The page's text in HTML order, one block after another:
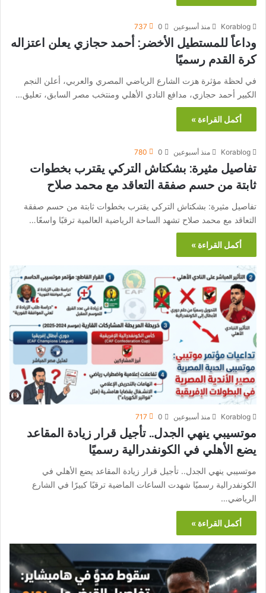
Korablog منذ أسبوعين 0
737
وداعاً للمستطيل الأخضر: أحمد حجازي يعلن اعتزاله
كرة القدم رسميًا
في لحظة مؤثرة هزت الشارع الرياضي المصري والعربي، أعلن النجم
الكبير أحمد حجازي، مدافع النادي الأهلي ومنتخب مصر السابق، تعليق…
أكمل القراءة »
Korablog منذ أسبوعين 0
780
تفاصيل مثيرة: بشكتاش التركي يقترب بخطوات
ثابتة من حسم صفقة التعاقد مع محمد صلاح
تفاصيل مثيرة: بشكتاش التركي يقترب بخطوات ثابتة من حسم صفقة
التعاقد مع محمد صلاح تشهد الساحة الرياضية العالمية ترقبًا واسعًا…
أكمل القراءة »
Korablog منذ أسبوعين 0
717
موتسيبي ينهي الجدل.. تأجيل قرار زيادة المقاعد
يضع الأهلي في الكونفدرالية رسميًا
موتسيبي ينهي الجدل.. تأجيل قرار زيادة المقاعد يضع الأهلي في
الكونفدرالية رسميًا شهدت الساعات الماضية ترقبًا كبيرًا في الشارع
الرياضي…
أكمل القراءة »